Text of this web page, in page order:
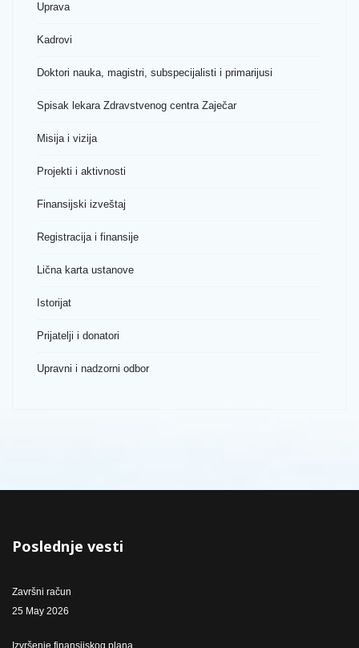
Uprava
Kadrovi
Doktori nauka, magistri, subspecijalisti i primarijusi
Spisak lekara Zdravstvenog centra Zaječar
Misija i vizija
Projekti i aktivnosti
Finansijski izveštaj
Registracija i finansije
Lična karta ustanove
Istorijat
Prijatelji i donatori
Upravni i nadzorni odbor
Poslednje vesti
Završni račun
25 May 2026
Izvršenje finansijskog plana